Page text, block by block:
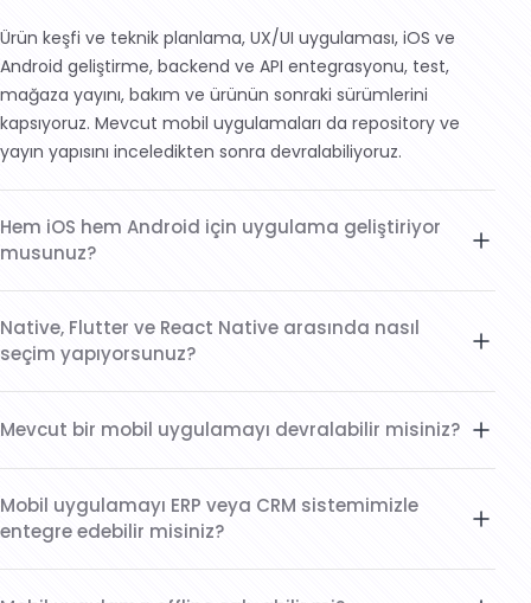
Ürün keşfi ve teknik planlama, UX/UI uygulaması, iOS ve
Android geliştirme, backend ve API entegrasyonu, test,
mağaza yayını, bakım ve ürünün sonraki sürümlerini
kapsıyoruz. Mevcut mobil uygulamaları da repository ve
yayın yapısını inceledikten sonra devralabiliyoruz.
Hem iOS hem Android için uygulama geliştiriyor
musunuz?
mevcut ekibe ve uzun vadeli bakım planına göre ayrı native
uygulamalar veya ortak bir cross-platform kod tabanı
geliştirebiliriz.
Native, Flutter ve React Native arasında nasıl
seçim yapıyorsunuz?
performans hedeflerini, entegrasyonları ve ürünün
beklenen yaşam süresini değerlendiriyoruz. Platformlar iş
uygun olabilir; platforma özel ihtiyaçlar ağır basıyorsa native
geliştirme seçeneğini koruyoruz.
Mevcut bir mobil uygulamayı devralabilir misiniz?
süreci, mağaza yapısı, bilinen hatalar ve teknik borcu
inceliyoruz. Uzun vadeli modernizasyonu planlamadan önce
kararlı bir ilk sürüm için gereken işi netleştiriyoruz.
Mobil uygulamayı ERP veya CRM sistemimizle
entegre edebilir misiniz?